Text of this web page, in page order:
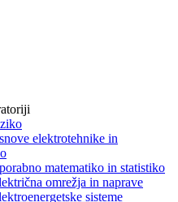
elektrotehnike in
matematiko in statistiko
omrežja in naprave
sisteme